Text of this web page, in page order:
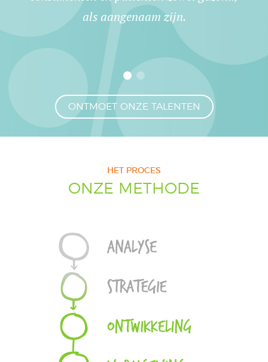
als aangenaam zijn.
ONTMOET ONZE TALENTEN
HET PROCES
ONZE METHODE